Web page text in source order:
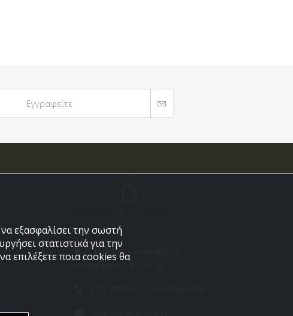
Στεφάνου Σαράφη 36,
εξασφαλίσει την σωστή
στατιστικά για την
επιλέξετε ποια cookies θα